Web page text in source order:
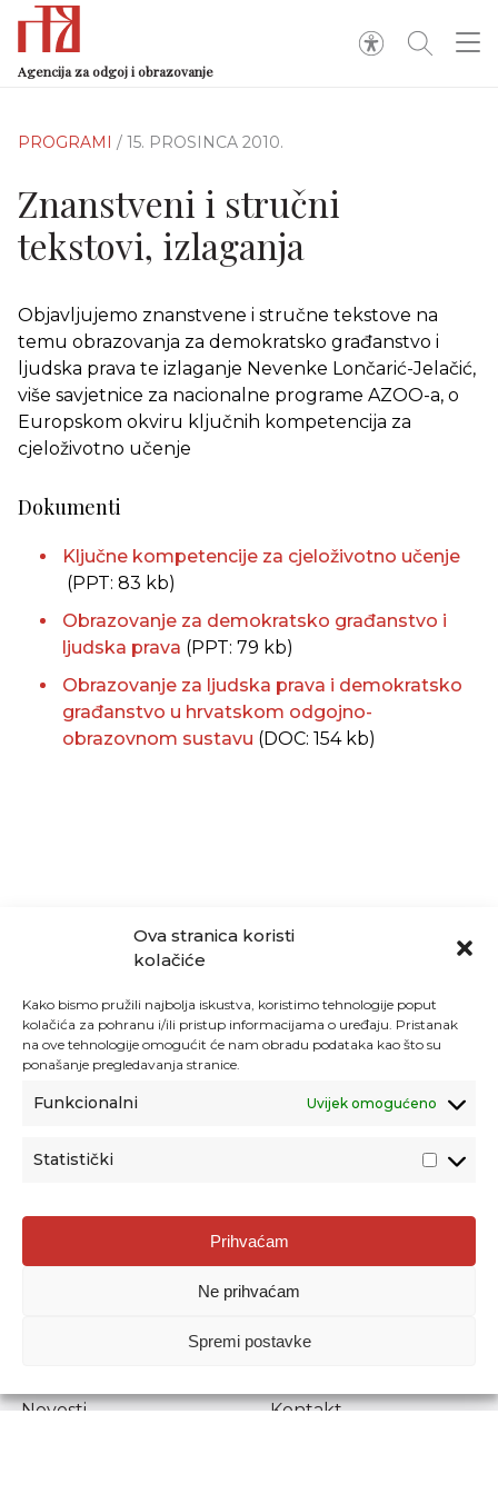
Ova stranica koristi
kolačiće
Kako bismo pružili najbolja iskustva, koristimo tehnologije poput
kolačića za pohranu i/ili pristup informacijama o uređaju. Pristanak
na ove tehnologije omogućit će nam obradu podataka kao što su
ponašanje pregledavanja stranice.
Funkcionalni Uvijek omogućeno
Statistički
Prihvaćam
Ne prihvaćam
Spremi postavke
Agencija za odgoj i obrazovanje
PROGRAMI / 15. PROSINCA 2010.
Znanstveni i stručni
tekstovi, izlaganja
Objavljujemo znanstvene i stručne tekstove na
temu obrazovanja za demokratsko građanstvo i
ljudska prava te izlaganje Nevenke Lončarić-Jelačić,
više savjetnice za nacionalne programe AZOO-a, o
Europskom okviru ključnih kompetencija za
cjeloživotno učenje
Dokumenti
Ključne kompetencije za cjeloživotno učenje
(PPT: 83 kb)
Obrazovanje za demokratsko građanstvo i
ljudska prava (PPT: 79 kb)
Obrazovanje za ljudska prava i demokratsko
građanstvo u hrvatskom odgojno-
obrazovnom sustavu (DOC: 154 kb)
Agencija za odgoj i obrazovanje
Donje Svetice 38, 10000 Zagreb
1778129
Prenošenje sadržaja dopušteno je uz navođenje izvora.
Novosti
Kontakt